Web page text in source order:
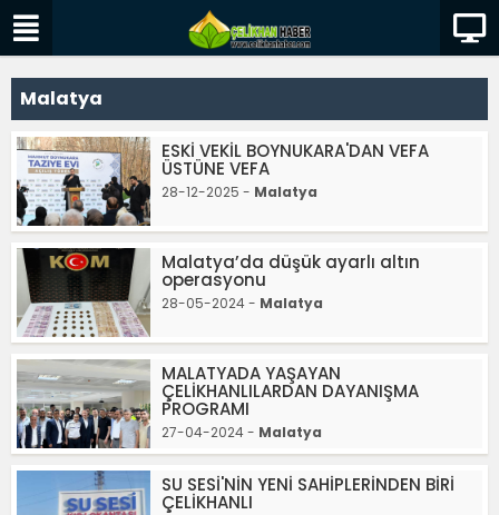
Malatya
ESKİ VEKİL BOYNUKARA'DAN VEFA
ÜSTÜNE VEFA
28-12-2025 - Malatya
Malatya’da düşük ayarlı altın
operasyonu
28-05-2024 - Malatya
MALATYADA YAŞAYAN
ÇELİKHANLILARDAN DAYANIŞMA
PROGRAMI
27-04-2024 - Malatya
SU SESİ'NİN YENİ SAHİPLERİNDEN BİRİ
ÇELİKHANLI